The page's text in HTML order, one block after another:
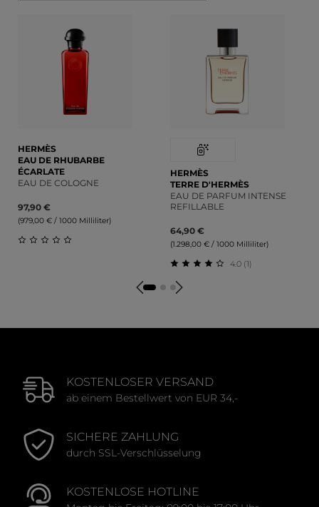
HERMÈS
EAU DE RHUBARBE
ÉCARLATE
EAU DE COLOGNE
97,90 €
(979,00 € / 1000 Milliliter)
Durchschnittliche Bewertung von 0 von 5 Sternen
HERMÈS
TERRE D'HERMÈS
EAU DE PARFUM INTENSE
REFILLABLE
64,90 €
(1.298,00 € / 1000 Milliliter)
Durchschnittliche
4.0 (1)
KOSTENLOSER VERSAND
ab einem Bestellwert von EUR 34,-
SICHERE ZAHLUNG
durch SSL-Verschlüsselung
KOSTENLOSE HOTLINE